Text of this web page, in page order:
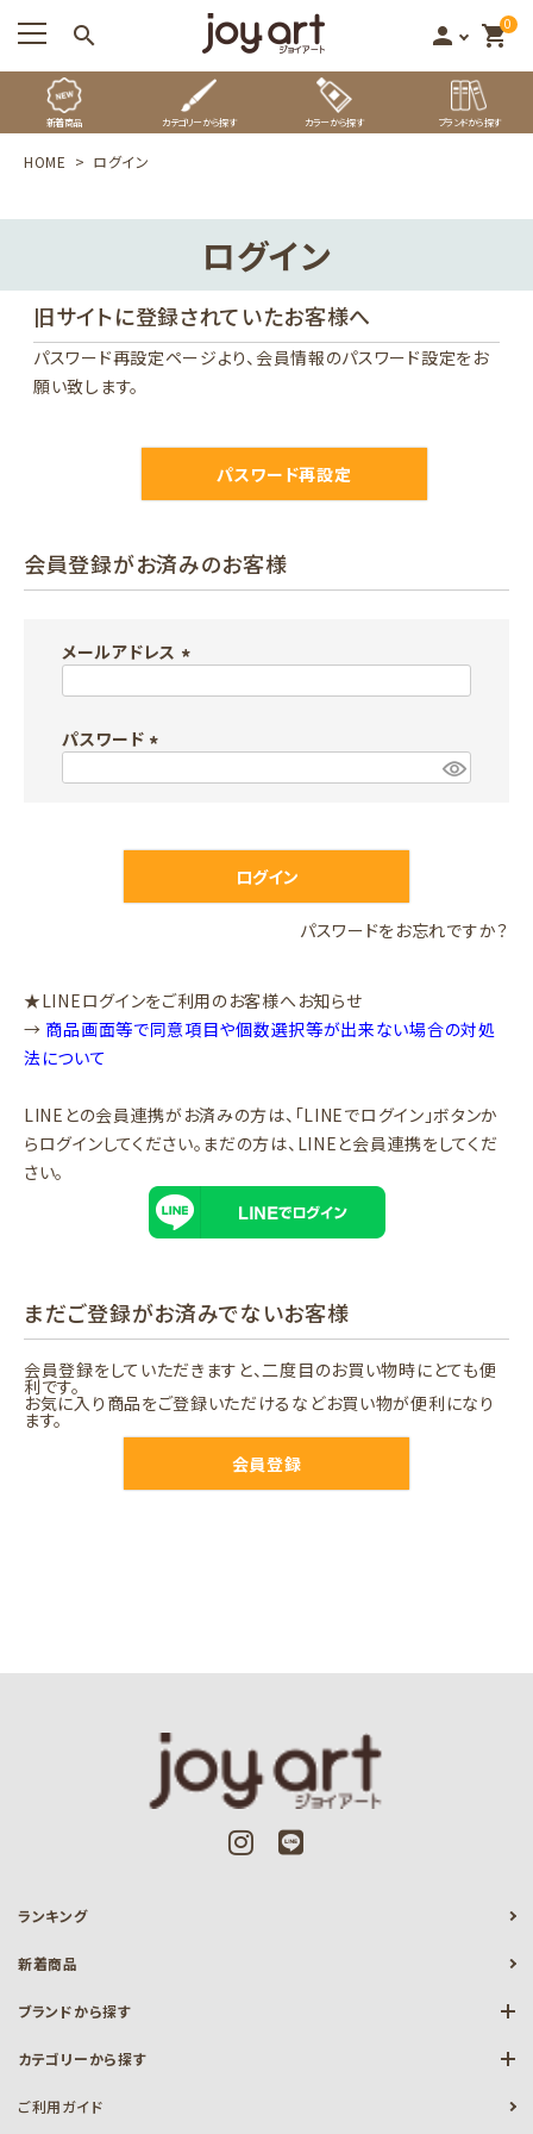
search person 0
shopping_cart
新着商品 カテゴリーから探す カラーから探す ブランドから探す
HOME ログイン
ログイン
旧サイトに登録されていたお客様へ
パスワード再設定ページより、会員情報のパスワード設定をお
願い致します。
パスワード再設定
会員登録がお済みのお客様
メールアドレス
パスワード
)
ログイン
パスワードをお忘れですか？
★LINEログインをご利用のお客様へお知らせ
→ 商品画面等で同意項目や個数選択等が出来ない場合の対処
法について
LINEとの会員連携がお済みの方は、「LINEでログイン」ボタンか
らログインしてください。まだの方は、 LINEと会員連携をしてくだ
さい。
まだご登録がお済みでないお客様
会員登録をしていただきますと、二度目のお買い物時にとても便
利です。
お気に入り商品をご登録いただけるなどお買い物が便利になり
ます。
会員登録
ランキング
新着商品
ブランドから探す
カテゴリーから探す
ご利用ガイド